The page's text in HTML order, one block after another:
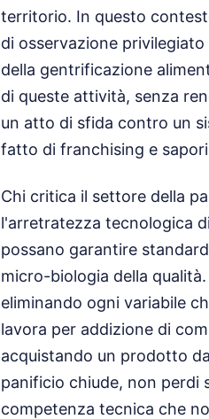
territorio. In questo
di osservazione
della gentrificazione
di queste attività, senza
un atto di sfida contro un
fatto di franchising e
Chi critica il settore della
l'arretratezza tecnologica
possano garantire
micro-biologia della
eliminando ogni variabile
lavora per addizione di
acquistando un prodotto
panificio chiude, non perdi
competenza tecnica che